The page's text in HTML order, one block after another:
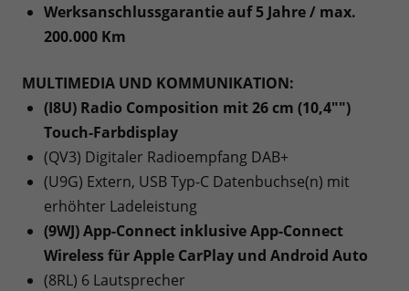
Werksanschlussgarantie auf 5 Jahre / max.
200.000 Km
MULTIMEDIA UND KOMMUNIKATION:
(I8U) Radio Composition mit 26 cm (10,4"")
Touch-Farbdisplay
(QV3) Digitaler Radioempfang DAB+
(U9G) Extern, USB Typ-C Datenbuchse(n) mit
erhöhter Ladeleistung
(9WJ) App-Connect inklusive App-Connect
Wireless für Apple CarPlay und Android Auto
(8RL) 6 Lautsprecher